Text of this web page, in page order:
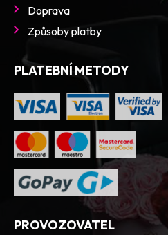
Doprava
Způsoby platby
PLATEBNÍ METODY
PROVOZOVATEL